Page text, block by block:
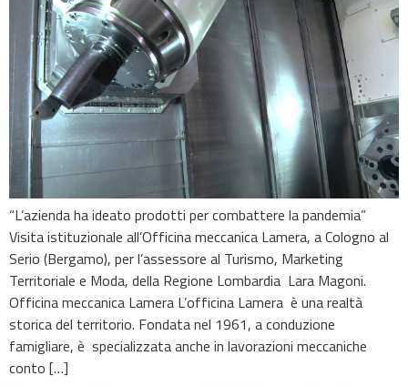
“L’azienda ha ideato prodotti per combattere la pandemia”
Visita istituzionale all’Officina meccanica Lamera, a Cologno al
Serio (Bergamo), per l’assessore al Turismo, Marketing
Territoriale e Moda, della Regione Lombardia Lara Magoni.
Officina meccanica Lamera L’officina Lamera è una realtà
storica del territorio. Fondata nel 1961, a conduzione
famigliare, è specializzata anche in lavorazioni meccaniche
conto […]